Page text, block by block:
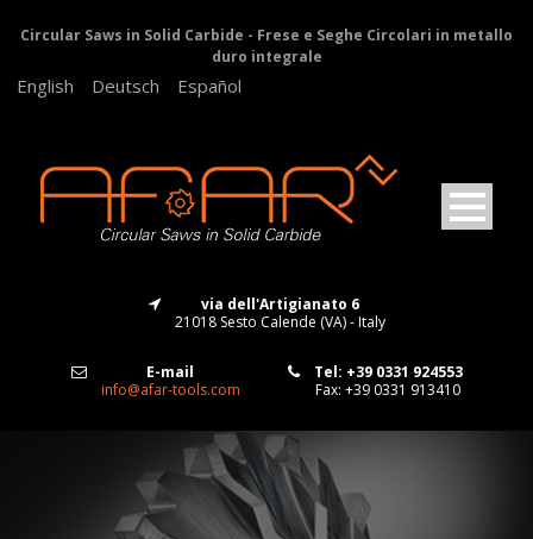
Circular Saws in Solid Carbide - Frese e Seghe Circolari in metallo
duro integrale
English Deutsch Español
via dell'Artigianato 6
21018 Sesto Calende (VA) - Italy
E-mail
info@afar-tools.com
Tel: +39 0331 924553
Fax: +39 0331 913410